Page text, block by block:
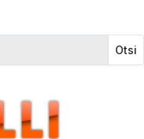
Otsi